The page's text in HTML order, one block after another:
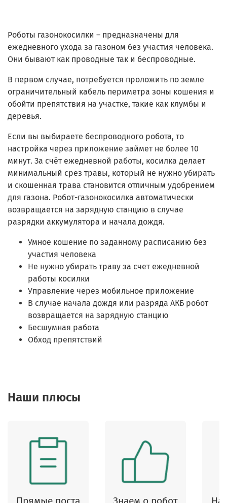
Роботы газонокосилки – предназначены для
ежедневного ухода за газоном без участия человека.
Они бывают как проводные так и беспроводные.
В первом случае, потребуется проложить по земле
ограничительный кабель периметра зоны кошения и
обойти препятствия на участке, такие как клумбы и
деревья.
Если вы выбираете беспроводного робота, то
настройка через приложение займет не более 10
минут. За счёт ежедневной работы, косилка делает
минимальный срез травы, который не нужно убирать
и скошенная трава становится отличным удобрением
для газона. Робот-газонокосилка автоматически
возвращается на зарядную станцию в случае
разрядки аккумулятора и начала дождя.
Умное кошение по заданному расписанию без
участия человека
Не нужно убирать траву за счет ежедневной
работы косилки
Управление через мобильное приложение
В случае начала дождя или разряда АКБ робот
возвращается на зарядную станцию
Бесшумная работа
Обход препятствий
Наши плюсы